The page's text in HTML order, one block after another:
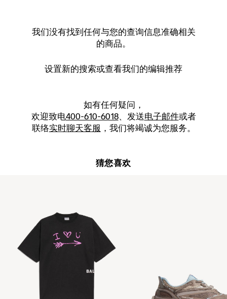
我们没有找到任何与您的查询信息准确相关
的商品。
设置新的搜索或查看我们的编辑推荐
如有任何疑问，
欢迎致电400-610-6018、发送电子邮件或者
联络实时聊天客服 ，我们将竭诚为您服务。
猜您喜欢